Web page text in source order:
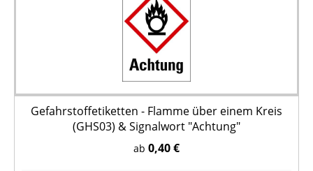
Gefahrstoffetiketten - Flamme über einem Kreis
(GHS03) & Signalwort "Achtung"
ab 0,40 €